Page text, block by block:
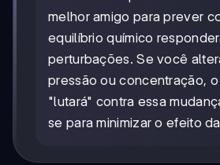
melhor amigo para prever
equilíbrio químico
perturbações. Se você
pressão ou concentração,
"lutará" contra essa
se para minimizar o efeito